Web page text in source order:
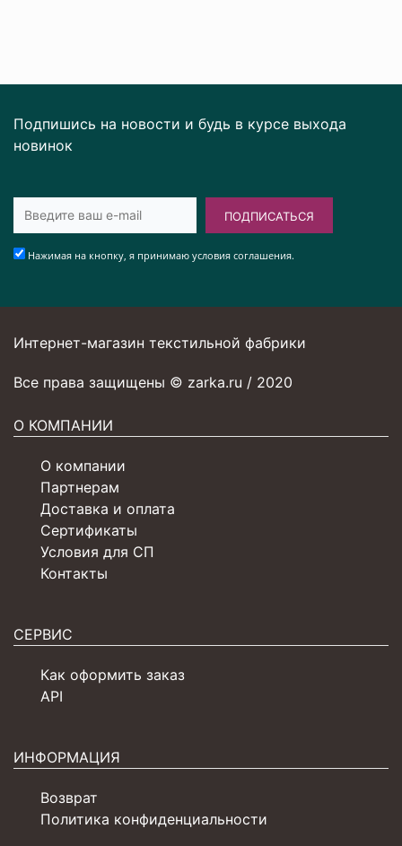
Подпишись на новости и будь в курсе выхода
новинок
ПОДПИСАТЬСЯ
Нажимая на кнопку, я принимаю условия соглашения.
Интернет-магазин текстильной фабрики
Все права защищены © zarka.ru / 2020
О КОМПАНИИ
О компании
Партнерам
Доставка и оплата
Сертификаты
Условия для СП
Контакты
СЕРВИС
Как оформить заказ
API
ИНФОРМАЦИЯ
Возврат
Политика конфиденциальности